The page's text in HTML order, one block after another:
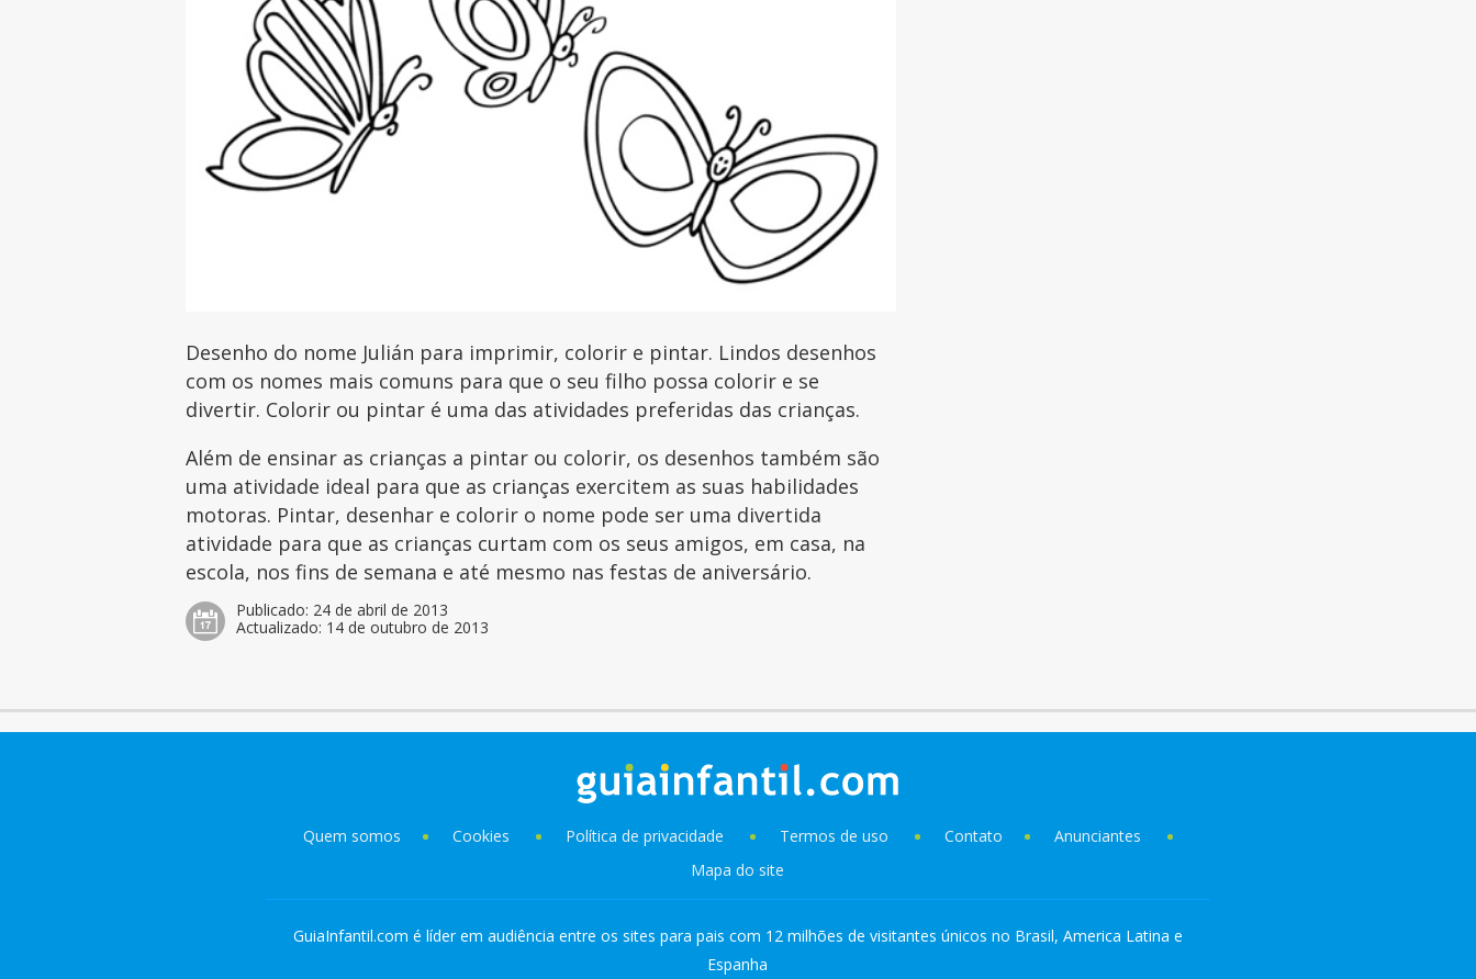
Desenho do nome Julián para imprimir, colorir e pintar. Lindos desenhos
com os nomes mais comuns para que o seu filho possa colorir e se
divertir. Colorir ou pintar é uma das atividades preferidas das crianças.
Além de ensinar as crianças a pintar ou colorir, os desenhos também são
uma atividade ideal para que as crianças exercitem as suas habilidades
motoras. Pintar, desenhar e colorir o nome pode ser uma divertida
atividade para que as crianças curtam com os seus amigos, em casa, na
escola, nos fins de semana e até mesmo nas festas de aniversário.
Publicado: 24 de abril de 2013
Actualizado: 14 de outubro de 2013
Quem somos Cookies Política de privacidade Termos de uso Contato
Anunciantes
Mapa do site
GuiaInfantil.com é líder em audiência entre os sites para pais com 12 milhões de visitantes únicos no Brasil, America Latina e
Espanha